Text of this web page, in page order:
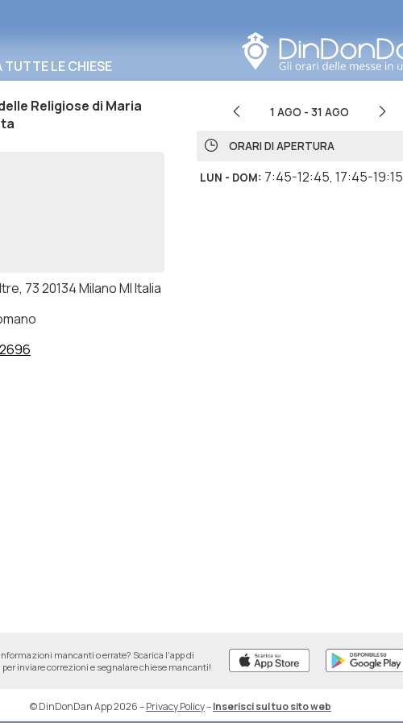
LE CHIESE
Religiose di Maria
73 20134 Milano MI Italia
1 AGO - 31 AGO
ORARI DI APERTURA
LUN - DOM: 7:45-12:45, 17:45-19:15
mancanti o errate? Scarica l'app di
per inviare correzioni e segnalare chiese mancanti!
© DinDonDan App 2026–Privacy Policy–Inserisci sul tuo sito web